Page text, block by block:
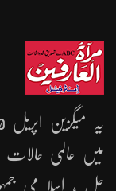
میں عالمی
حل ، اِسلا می